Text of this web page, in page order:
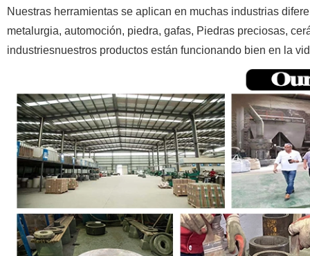
Nuestras herramientas se aplican en muchas industrias
metalurgia, automoción, piedra, gafas, Piedras preciosas,
industriesnuestros productos están funcionando bien en la